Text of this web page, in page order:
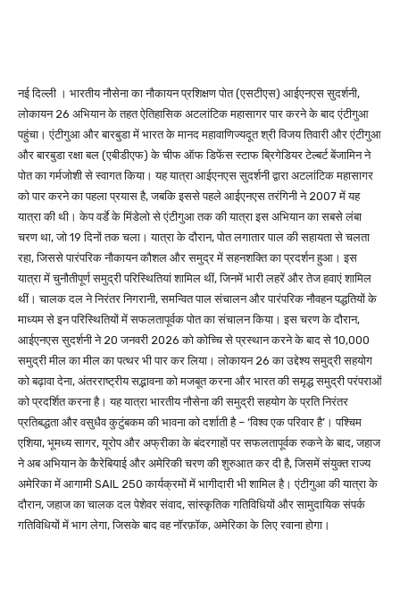
नई दिल्ली । भारतीय नौसेना का नौकायन प्रशिक्षण पोत (एसटीएस) आईएनएस सुदर्शनी,
लोकायन 26 अभियान के तहत ऐतिहासिक अटलांटिक महासागर पार करने के बाद एंटीगुआ
पहुंचा। एंटीगुआ और बारबुडा में भारत के मानद महावाणिज्यदूत श्री विजय तिवारी और एंटीगुआ
और बारबुडा रक्षा बल (एबीडीएफ) के चीफ ऑफ डिफेंस स्टाफ ब्रिगेडियर टेल्बर्ट बेंजामिन ने
पोत का गर्मजोशी से स्वागत किया। यह यात्रा आईएनएस सुदर्शनी द्वारा अटलांटिक महासागर
को पार करने का पहला प्रयास है, जबकि इससे पहले आईएनएस तरंगिनी ने 2007 में यह
यात्रा की थी। केप वर्डे के मिंडेलो से एंटीगुआ तक की यात्रा इस अभियान का सबसे लंबा
चरण था, जो 19 दिनों तक चला। यात्रा के दौरान, पोत लगातार पाल की सहायता से चलता
रहा, जिससे पारंपरिक नौकायन कौशल और समुद्र में सहनशक्ति का प्रदर्शन हुआ। इस
यात्रा में चुनौतीपूर्ण समुद्री परिस्थितियां शामिल थीं, जिनमें भारी लहरें और तेज हवाएं शामिल
थीं। चालक दल ने निरंतर निगरानी, समन्वित पाल संचालन और पारंपरिक नौवहन पद्धतियों के
माध्यम से इन परिस्थितियों में सफलतापूर्वक पोत का संचालन किया। इस चरण के दौरान,
आईएनएस सुदर्शनी ने 20 जनवरी 2026 को कोच्चि से प्रस्थान करने के बाद से 10,000
समुद्री मील का मील का पत्थर भी पार कर लिया। लोकायन 26 का उद्देश्य समुद्री सहयोग
को बढ़ावा देना, अंतरराष्ट्रीय सद्भावना को मजबूत करना और भारत की समृद्ध समुद्री परंपराओं
को प्रदर्शित करना है। यह यात्रा भारतीय नौसेना की समुद्री सहयोग के प्रति निरंतर
प्रतिबद्धता और वसुधैव कुटुंबकम की भावना को दर्शाती है – ‘विश्व एक परिवार है’। पश्चिम
एशिया, भूमध्य सागर, यूरोप और अफ्रीका के बंदरगाहों पर सफलतापूर्वक रुकने के बाद, जहाज
ने अब अभियान के कैरेबियाई और अमेरिकी चरण की शुरुआत कर दी है, जिसमें संयुक्त राज्य
अमेरिका में आगामी SAIL 250 कार्यक्रमों में भागीदारी भी शामिल है। एंटीगुआ की यात्रा के
दौरान, जहाज का चालक दल पेशेवर संवाद, सांस्कृतिक गतिविधियों और सामुदायिक संपर्क
गतिविधियों में भाग लेगा, जिसके बाद वह नॉरफ़ॉक, अमेरिका के लिए रवाना होगा।